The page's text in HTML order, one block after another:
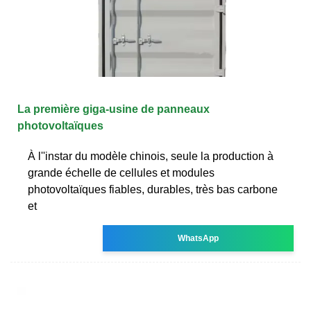
La première giga-usine de panneaux
photovoltaïques
À l''instar du modèle chinois, seule la production à
grande échelle de cellules et modules
photovoltaïques fiables, durables, très bas carbone
et
WhatsApp